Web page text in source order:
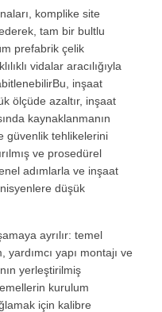
komplike site
tam bir bultlu
prefabrik çelik
vidalar aracılığıyla
inşaat
ölçüde azaltır, inşaat
kaynaklanmanın
güvenlik tehlikelerini
ve prosedürel
adımlarla ve inşaat
düşük
ayrılır: temel
yapı montajı ve
yerleştirilmiş
kurulum
için kalibre